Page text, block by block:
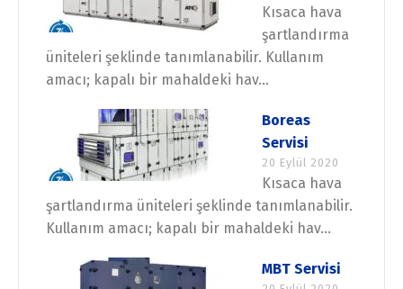
Kısaca hava
şartlandırma
üniteleri şeklinde tanımlanabilir. Kullanım
amacı; kapalı bir mahaldeki hav...
Boreas
Servisi
20 Eylül 2020
Kısaca hava
şartlandırma üniteleri şeklinde tanımlanabilir.
Kullanım amacı; kapalı bir mahaldeki hav...
MBT Servisi